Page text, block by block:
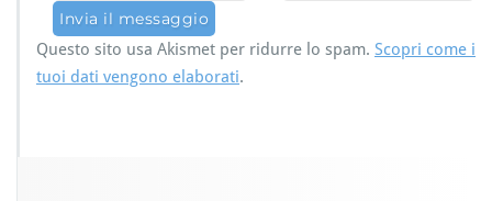
Questo sito usa Akismet per ridurre lo spam. Scopri come i
tuoi dati vengono elaborati.